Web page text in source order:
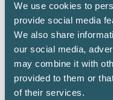
We use cookies to
provide social media
We also share
our social media,
may combine it with
provided to them or
of their services.
Reglerna
ärenden från